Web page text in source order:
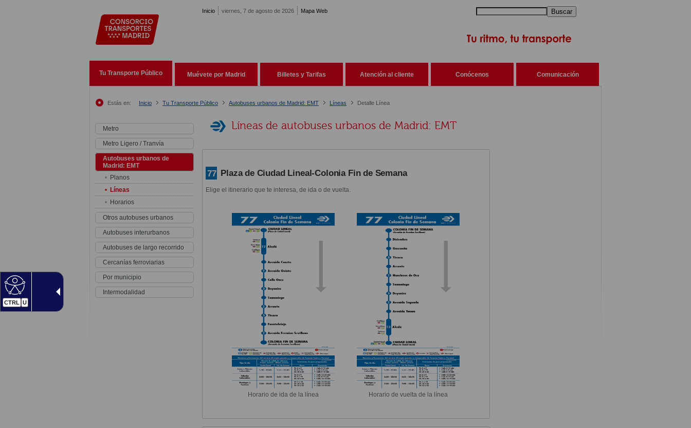
CTRL U
Inicio viernes, 7 de agosto de 2026 Mapa Web Buscar
Tu Transporte Público Muévete por Madrid Billetes y Tarifas Atención al cliente Conócenos Comunicación
Estás en: Inicio Tu Transporte Público Autobuses urbanos de Madrid: EMT Líneas Detalle Línea
Metro
Metro Ligero / Tranvía
Autobuses urbanos de
Madrid: EMT
Planos
Líneas
Horarios
Otros autobuses urbanos
Autobuses interurbanos
Autobuses de largo recorrido
Cercanías ferroviarias
Por municipio
Intermodalidad
Líneas de autobuses urbanos de Madrid: EMT
77 Plaza de Ciudad Lineal-Colonia Fin de Semana
Elige el itinerario que te interesa, de ida o de vuelta.
Horario de ida de la línea Horario de vuelta de la línea